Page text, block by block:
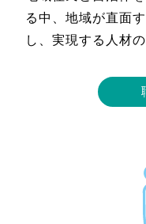
る中、地域が直面
し、実現する人材